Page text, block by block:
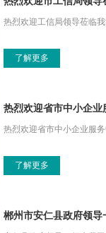
热烈欢迎工信局领导莅临我
了解更多
热烈欢迎省市中小企业
热烈欢迎省市中小企业服
了解更多
郴州市安仁县政府领